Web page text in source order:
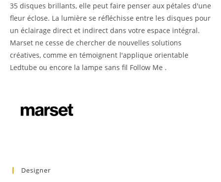
35 disques brillants, elle peut faire penser aux pétales d'une
fleur éclose. La lumière se réfléchisse entre les disques pour
un éclairage direct et indirect dans votre espace intégral.
Marset ne cesse de chercher de nouvelles solutions
créatives, comme en témoignent l'applique orientable
Ledtube ou encore la lampe sans fil Follow Me .
Designer